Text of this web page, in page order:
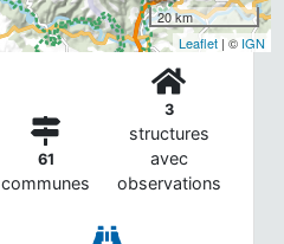
20 km
Leaflet | © IGN
61
communes
3
structures
avec
observations